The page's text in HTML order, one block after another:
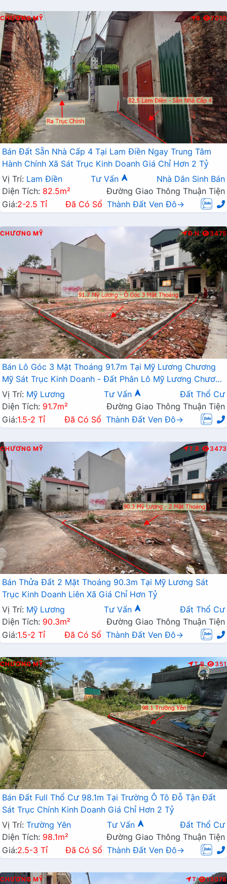
CHƯƠNG MỸ B 7010
Bán Đất Sẵn Nhà Cấp 4 Tại Lam Điền Ngay Trung Tâm
Hành Chính Xã Sát Trục Kinh Doanh Giá Chỉ Hơn 2 Tỷ
Vị Trí: Lam Điền Tư Vấn
Nhà Dân Sinh Bán
Diện Tích: 82.5m²
Đường Giao Thông Thuận Tiện
Giá:2-2.5 Tỉ Đã Có Sổ Thành Đất Ven Đô→
CHƯƠNG MỸ Đ.N 3475
Bán Lô Góc 3 Mặt Thoáng 91.7m Tại Mỹ Lương Chương
Mỹ Sát Trục Kinh Doanh - Đất Phân Lô Mỹ Lương Chương
Mỹ
Vị Trí: Mỹ Lương Tư Vấn
Đất Thổ Cư
Diện Tích: 91.7m²
Đường Giao Thông Thuận Tiện
Giá:1.5-2 Tỉ Đã Có Sổ Thành Đất Ven Đô→
CHƯƠNG MỸ T.B 3473
Bán Thửa Đất 2 Mặt Thoáng 90.3m Tại Mỹ Lương Sát
Trục Kinh Doanh Liên Xã Giá Chỉ Hơn Tỷ
Vị Trí: Mỹ Lương Tư Vấn
Đất Thổ Cư
Diện Tích: 90.3m²
Đường Giao Thông Thuận Tiện
Giá:1.5-2 Tỉ Đã Có Sổ Thành Đất Ven Đô→
CHƯƠNG MỸ T.B 351
Bán Đất Full Thổ Cư 98.1m Tại Trường Ô Tô Đỗ Tận Đất
Sát Trục Chính Kinh Doanh Giá Chỉ Hơn 2 Tỷ
Vị Trí: Trường Yên Tư Vấn
Đất Thổ Cư
Diện Tích: 98.1m²
Đường Giao Thông Thuận Tiện
Giá:2.5-3 Tỉ Đã Có Sổ Thành Đất Ven Đô→
CHƯƠNG MỸ T 13078